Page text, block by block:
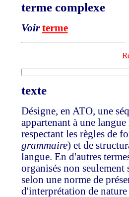
terme complexe
Voirterme
texte
Désigne, en ATO, une
appartenant à une
respectant les règles de
grammaire) et de
langue. En d'autres
organisés non
selon une norme de
d'interprétation de